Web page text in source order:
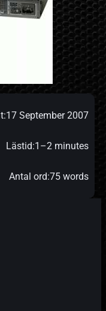
17 September 2007
Lästid:1–2 minutes
Antal ord:75 words